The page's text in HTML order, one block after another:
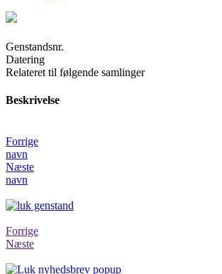
Genstandsnr.
Datering
Relateret til følgende samlinger
Beskrivelse
Forrige
navn
Næste
navn
Forrige
Næste